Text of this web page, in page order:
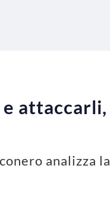
attaccarli,
analizza la